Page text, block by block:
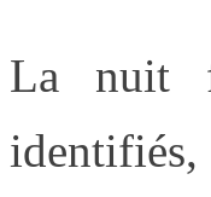
La nuit